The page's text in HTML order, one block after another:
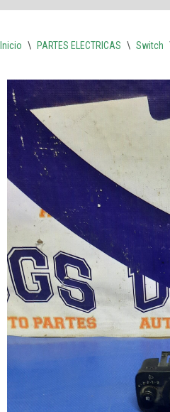
Inicio \ PARTES ELECTRICAS \ Switch